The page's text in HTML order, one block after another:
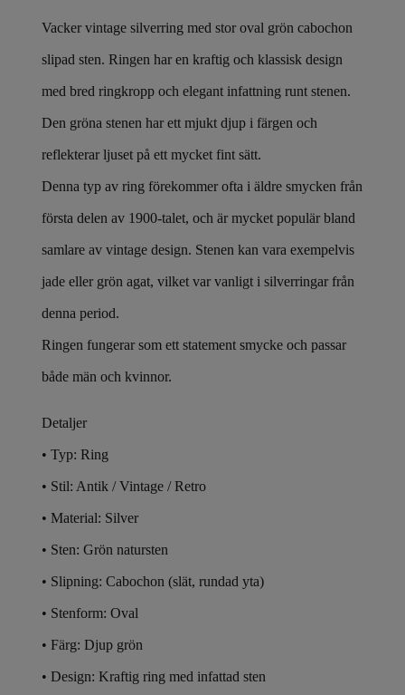
Vacker vintage silverring med stor oval grön cabochon
slipad sten. Ringen har en kraftig och klassisk design
med bred ringkropp och elegant infattning runt stenen.
Den gröna stenen har ett mjukt djup i färgen och
reflekterar ljuset på ett mycket fint sätt.
Denna typ av ring förekommer ofta i äldre smycken från
första delen av 1900-talet, och är mycket populär bland
samlare av vintage design. Stenen kan vara exempelvis
jade eller grön agat, vilket var vanligt i silverringar från
denna period.
Ringen fungerar som ett statement smycke och passar
både män och kvinnor.
Detaljer
• Typ: Ring
• Stil: Antik / Vintage / Retro
• Material: Silver
• Sten: Grön natursten
• Slipning: Cabochon (slät, rundad yta)
• Stenform: Oval
• Färg: Djup grön
• Design: Kraftig ring med infattad sten